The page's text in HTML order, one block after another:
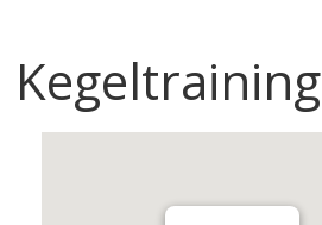
Kegeltraining